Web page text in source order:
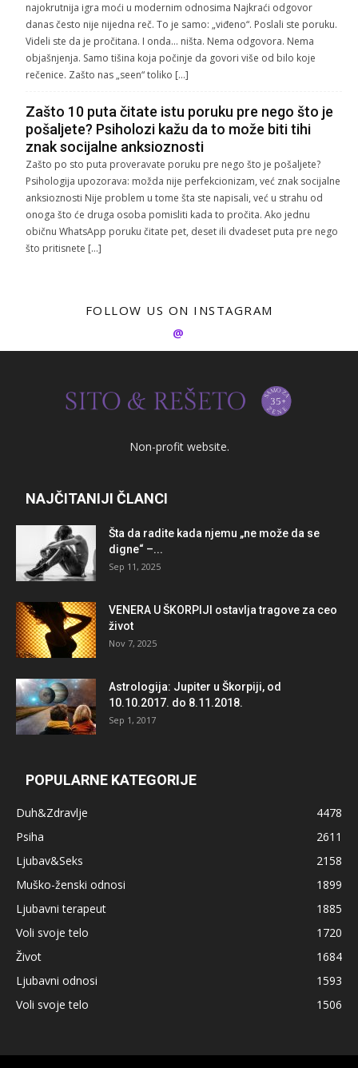
najokrutnija igra moći u modernim odnosima Najkraći odgovor
danas često nije nijedna reč. To je samo: „viđeno“. Poslali ste poruku.
Videli ste da je pročitana. I onda… ništa. Nema odgovora. Nema
objašnjenja. Samo tišina koja počinje da govori više od bilo koje
rečenice. Zašto nas „seen“ toliko […]
Zašto 10 puta čitate istu poruku pre nego što je
pošaljete? Psiholozi kažu da to može biti tihi
znak socijalne anksioznosti
Zašto po sto puta proveravate poruku pre nego što je pošaljete?
Psihologija upozorava: možda nije perfekcionizam, već znak socijalne
anksioznosti Nije problem u tome šta ste napisali, već u strahu od
onoga što će druga osoba pomisliti kada to pročita. Ako jednu
običnu WhatsApp poruku čitate pet, deset ili dvadeset puta pre nego
što pritisnete […]
FOLLOW US ON INSTAGRAM
@
Non-profit website.
NAJČITANIJI ČLANCI
Šta da radite kada njemu „ne može da se
digne“ –...
Sep 11, 2025
VENERA U ŠKORPIJI ostavlja tragove za ceo
život
Nov 7, 2025
Astrologija: Jupiter u Škorpiji, od
10.10.2017. do 8.11.2018.
Sep 1, 2017
POPULARNE KATEGORIJE
Duh&Zdravlje
4478
Psiha
2611
Ljubav&Seks
2158
Muško-ženski odnosi
1899
Ljubavni terapeut
1885
Voli svoje telo
1720
Život
1684
Ljubavni odnosi
1593
Voli svoje telo
1506